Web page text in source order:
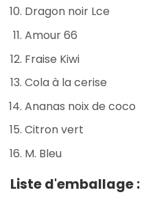
Dragon noir Lce
Amour 66
Fraise Kiwi
Cola à la cerise
Ananas noix de coco
Citron vert
M. Bleu
Liste d'emballage :